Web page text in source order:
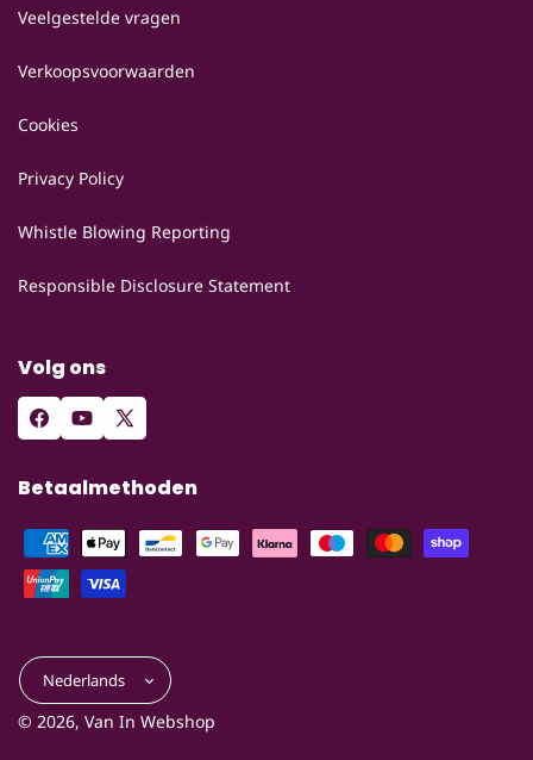
Veelgestelde vragen
Verkoopsvoorwaarden
Cookies
Privacy Policy
Whistle Blowing Reporting
Responsible Disclosure Statement
Volg ons
FacebookYouTube
X
Twitter)
Betaalmethoden
© 2026, Van In Webshop
Nederlands